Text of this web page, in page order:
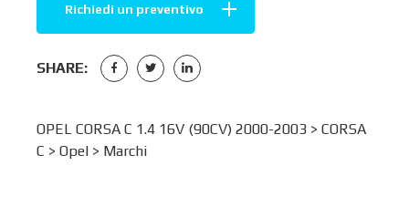
Richiedi un preventivo
SHARE:
OPEL CORSA C 1.4 16V (90CV) 2000-2003 > CORSA
C > Opel > Marchi